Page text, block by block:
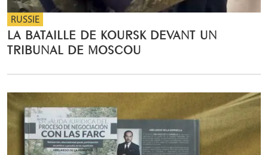
RUSSIE
LA BATAILLE DE KOURSK DEVANT UN
TRIBUNAL DE MOSCOU